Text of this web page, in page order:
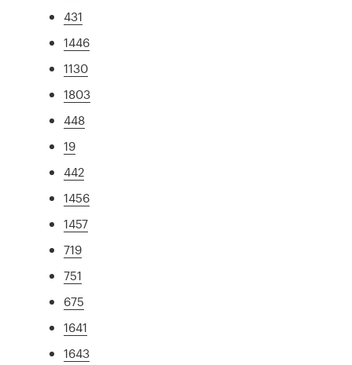
431
1446
1130
1803
448
19
442
1456
1457
719
751
675
1641
1643